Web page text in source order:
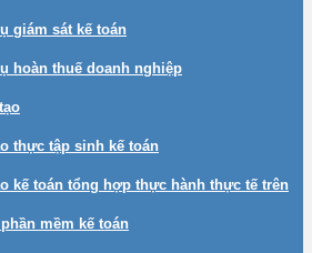
giám sát kế toán
hoàn thuế doanh nghiệp
thực tập sinh kế toán
kế toán tổng hợp thực hành thực tế trên
mềm kế toán